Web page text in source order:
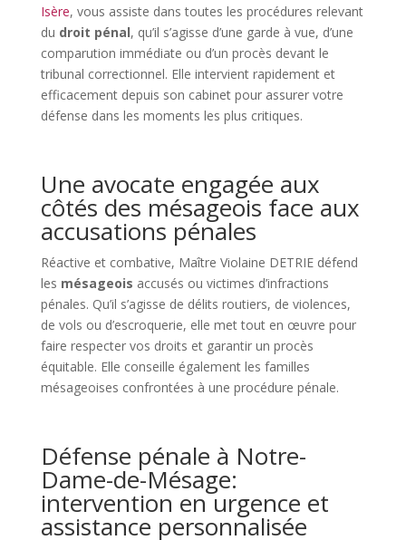
Isère, vous assiste dans toutes les procédures relevant
du droit pénal, qu’il s’agisse d’une garde à vue, d’une
comparution immédiate ou d’un procès devant le
tribunal correctionnel. Elle intervient rapidement et
efficacement depuis son cabinet pour assurer votre
défense dans les moments les plus critiques.
Une avocate engagée aux
côtés des mésageois face aux
accusations pénales
Réactive et combative, Maître Violaine DETRIE défend
les mésageois accusés ou victimes d’infractions
pénales. Qu’il s’agisse de délits routiers, de violences,
de vols ou d’escroquerie, elle met tout en œuvre pour
faire respecter vos droits et garantir un procès
équitable. Elle conseille également les familles
mésageoises confrontées à une procédure pénale.
Défense pénale à Notre-
Dame-de-Mésage:
intervention en urgence et
assistance personnalisée